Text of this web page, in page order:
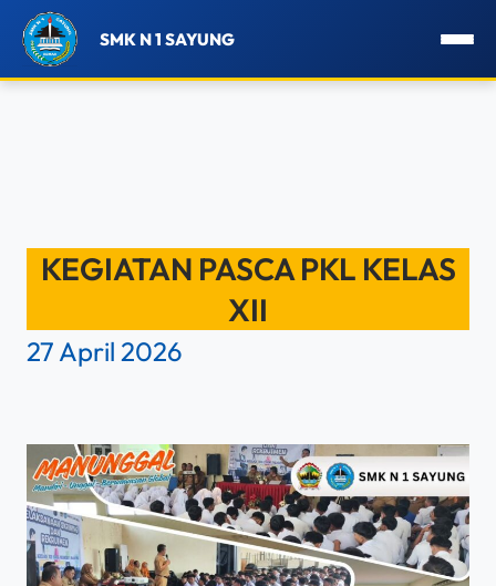
konten
SMK N 1 SAYUNG
KEGIATAN PASCA PKL KELAS
XII
27 April 2026